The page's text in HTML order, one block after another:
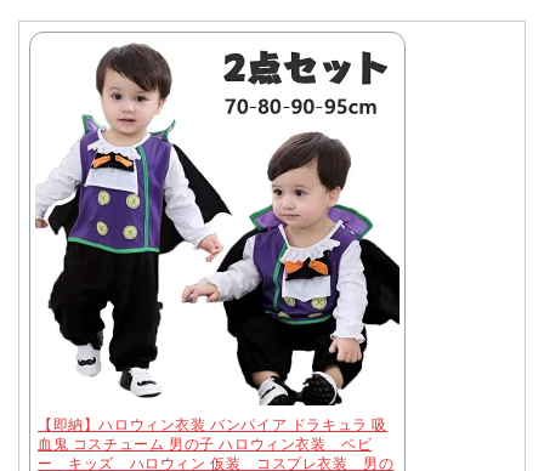
【即納】ハロウィン衣装 バンパイア ドラキュラ 吸
血鬼 コスチューム 男の子 ハロウィン衣装 ベビ
ー キッズ ハロウィン 仮装 コスプレ衣装 男の